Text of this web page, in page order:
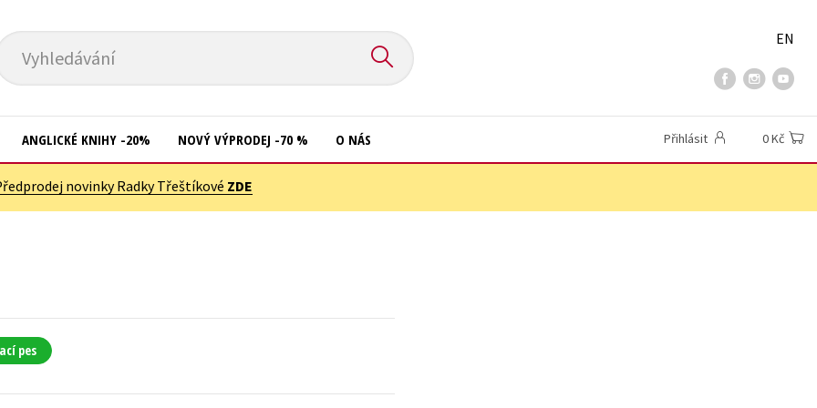
Vyhledávání
EN
ANGLICKÉ KNIHY -20% NOVÝ VÝPRODEJ -70 % O NÁS Přihlásit 0 Kč
novinky Radky Třeštíkové ZDE
pes